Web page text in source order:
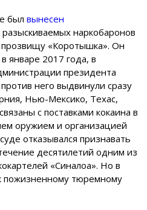
был вынесен
наркобаронов
«Коротышка». Он
январе 2017 года, в
президента
него выдвинули сразу
Нью-Мексико, Техас,
с поставками кокаина в
оружием и организацией
отказывался признавать
десятилетий одним из
«Синалоа». Но в
пожизненному тюремному